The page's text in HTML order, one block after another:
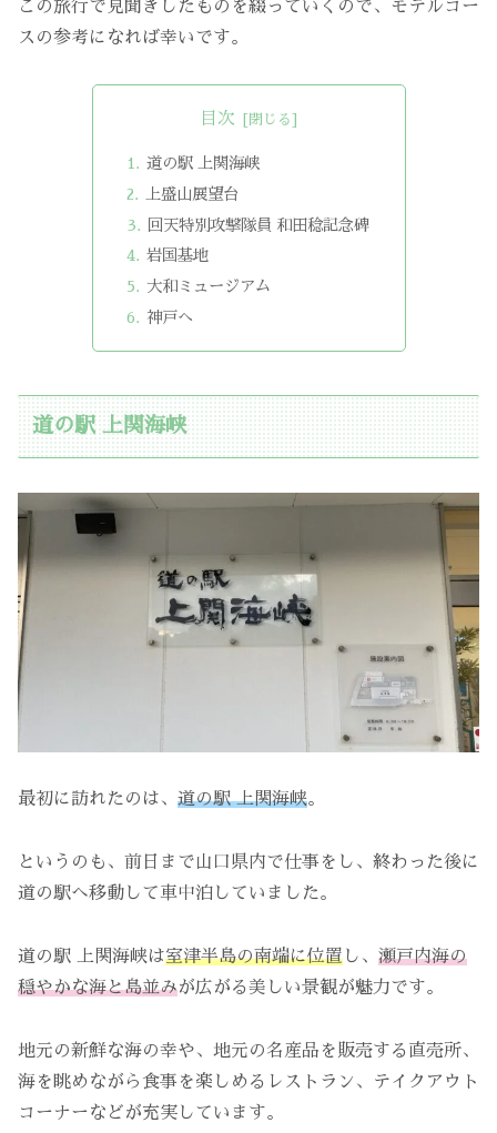
この旅行で見聞きしたものを綴っていくので、モデルコー
スの参考になれば幸いです。
目次
道の駅 上関海峡
上盛山展望台
回天特別攻撃隊員 和田稔記念碑
岩国基地
大和ミュージアム
神戸へ
道の駅 上関海峡
最初に訪れたのは、 道の駅 上関海峡。
というのも、前日まで山口県内で仕事をし、終わった後に
道の駅へ移動して車中泊していました。
道の駅 上関海峡は室津半島の南端に位置 し、 瀬戸内海の
穏やかな海と島並みが広がる美しい景観が魅力です。
地元の新鮮な海の幸や、地元の名産品を販売する直売所、
海を眺めながら食事を楽しめるレストラン、テイクアウト
コーナーなどが充実しています。